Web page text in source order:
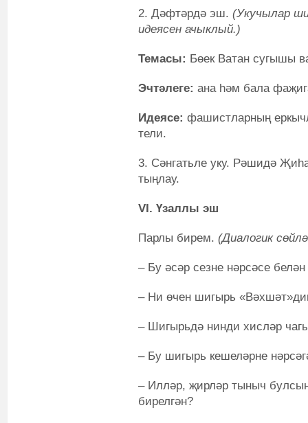
2. Дәфтәрдә эш. (Укучылар
идеясен ачыклый.)
Темасы: Бөек Ватан сугышы
Эчтәлеге: ана һәм бала
Идеясе: фашистларның
тели.
3. Сәнгатьле уку. Рәшидә
тыңлау.
VI. Үзаллы эш
Парлы бирем. (Диалогик
– Бу әсәр сезне нәрсәсе
– Ни өчен шигырь
– Шигырьдә нинди хисләр
– Бу шигырь кешеләрне
– Илләр, җирләр тыныч
бирелгән?